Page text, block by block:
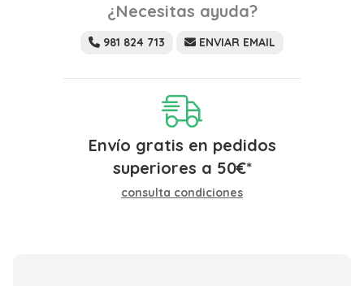
¿Necesitas ayuda?
981 824 713 ENVIAR EMAIL
Envío gratis en pedidos
superiores a 50€*
consulta condiciones